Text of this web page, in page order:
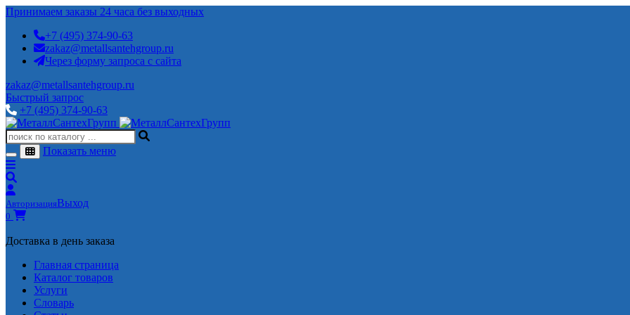
Принимаем заказы 24 часа без выходных
+7 (495) 374-90-63
zakaz@metallsantehgroup.ru
Через форму запроса с сайта
zakaz@metallsantehgroup.ru
Быстрый запрос
+7 (495) 374-90-63
Показать меню
АвторизацияВыход
0
Доставка в день заказа
Главная страница
Каталог товаров
Услуги
Словарь